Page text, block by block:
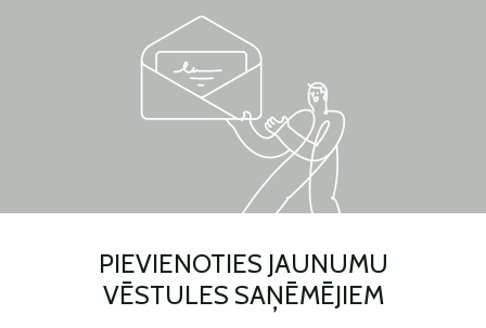
PIEVIENOTIES JAUNUMU
VĒSTULES SAŅĒMĒJIEM